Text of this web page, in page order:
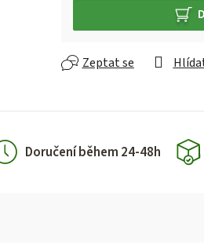
Měrná cena:
Zeptat se
Doručení během 24-48h